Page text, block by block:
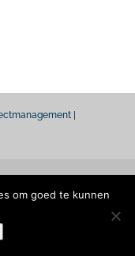
|
om goed te kunnen